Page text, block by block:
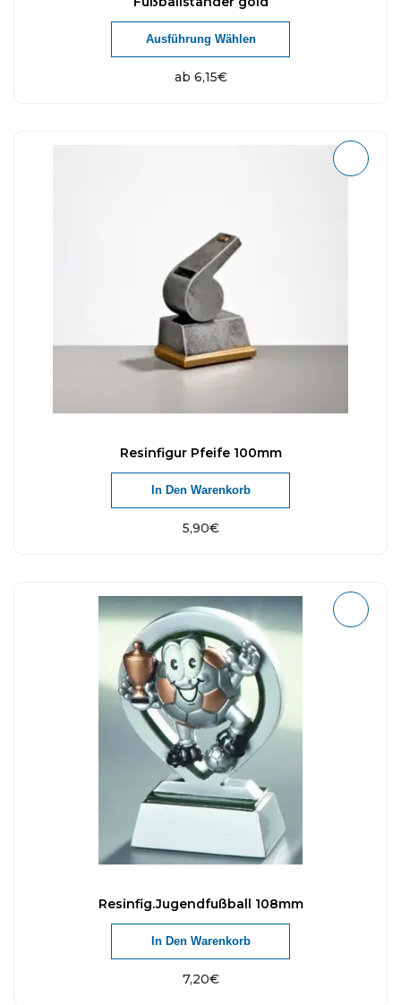
ab 6,15€
Ausführung Wählen
Resinfigur Pfeife 100mm
5,90€
In Den Warenkorb
Resinfig.Jugendfußball 108mm
7,20€
In Den Warenkorb